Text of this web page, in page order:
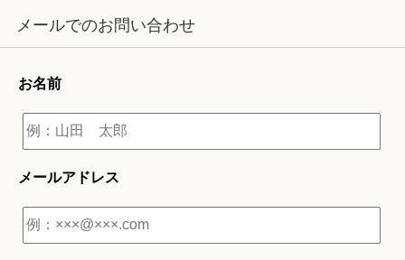
メールでのお問い合わせ
お名前
メールアドレス